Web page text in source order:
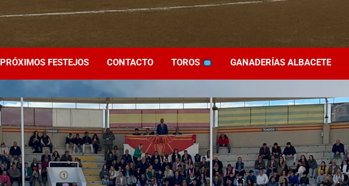
PRÓXIMOS FESTEJOS CONTACTO TOROS GANADERÍAS ALBACETE